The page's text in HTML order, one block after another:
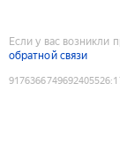
Если у вас возникли
обратной связи
9176366749692405526: